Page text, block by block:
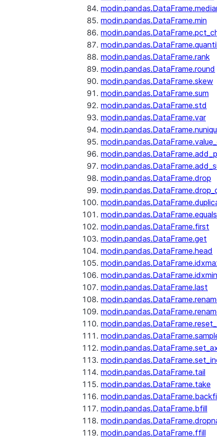
modin.pandas.DataFrame.min
modin.pandas.DataFrame.rank
modin.pandas.DataFrame.round
modin.pandas.DataFrame.skew
modin.pandas.DataFrame.sum
modin.pandas.DataFrame.std
modin.pandas.DataFrame.var
modin.pandas.DataFrame.drop
modin.pandas.DataFrame.equals
modin.pandas.DataFrame.first
modin.pandas.DataFrame.get
modin.pandas.DataFrame.head
modin.pandas.DataFrame.idxmin
modin.pandas.DataFrame.last
modin.pandas.DataFrame.tail
modin.pandas.DataFrame.take
modin.pandas.DataFrame.bfill
modin.pandas.DataFrame.ffill